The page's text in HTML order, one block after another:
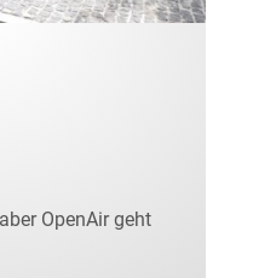
OpenAir geht